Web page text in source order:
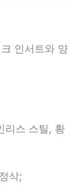
인서트와 양
리스 스틸, 황
삭;